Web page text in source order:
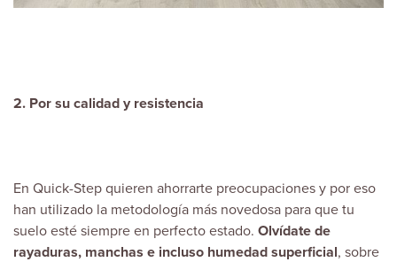
2. Por su calidad y resistencia
En Quick-Step quieren ahorrarte preocupaciones y por eso
han utilizado la metodología más novedosa para que tu
suelo esté siempre en perfecto estado. Olvídate de
rayaduras, manchas e incluso humedad superficial, sobre